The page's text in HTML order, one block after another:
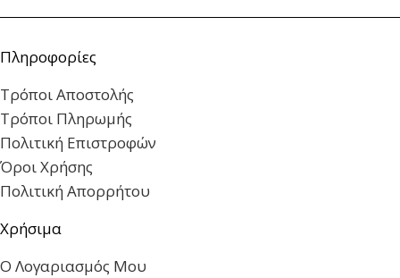
Πληροφορίες
Τρόποι Αποστολής
Τρόποι Πληρωμής
Πολιτική Επιστροφών
Όροι Χρήσης
Πολιτική Απορρήτου
Χρήσιμα
Ο Λογαριασμός Μου